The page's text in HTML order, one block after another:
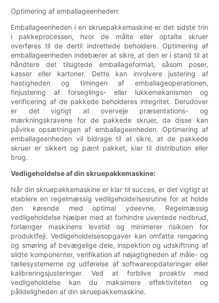
Optimering af emballageenheden:
Emballageenheden i en skruepakkemaskine er det sidste trin
i pakkeprocessen, hvor de målte eller optalte skruer
overføres til de dertil indrettede beholdere. Optimering af
emballageenheden indebærer at sikre, at den er i stand til at
håndtere det tilsigtede emballageformat, såsom poser,
kasser eller kartoner. Dette kan involvere justering af
hastigheden og timingen af ​​emballageoperationen,
finjustering af forseglings- eller lukkemekanismen og
verificering af de pakkede beholderes integritet. Derudover
er det vigtigt at overveje præsentations- og
mærkningskravene for de pakkede skruer, da disse kan
påvirke opsætningen af ​​emballageenheden. Optimering af
emballageenheden vil bidrage til at sikre, at de pakkede
skruer er sikkert og pænt pakket, klar til distribution eller
brug.
Vedligeholdelse af din skruepakkemaskine:
Når din skruepakkemaskine er klar til succes, er det vigtigt at
etablere en regelmæssig vedligeholdelsesrutine for at holde
den kørende med optimal ydeevne. Regelmæssig
vedligeholdelse hjælper med at forhindre uventede nedbrud,
forlænger maskinens levetid og minimerer risikoen for
produktfejl. Vedligeholdelsesopgaver kan omfatte rengøring
og smøring af bevægelige dele, inspektion og udskiftning af
slidte komponenter, verifikation af nøjagtigheden af ​​måle- og
tællesystemerne og udførelse af softwareopdateringer eller
kalibreringsjusteringer. Ved at forblive proaktiv med
vedligeholdelse kan du maksimere effektiviteten og
pålideligheden af ​​din skruepakkemaskine.